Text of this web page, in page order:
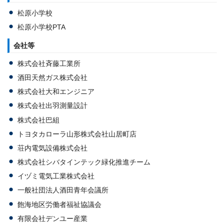
松原小学校
松原小学校PTA
会社等
株式会社斉藤工業所
酒田天然ガス株式会社
株式会社大和エンジニア
株式会社出羽測量設計
株式会社巴組
トヨタカローラ山形株式会社山居町店
荘内電気設備株式会社
株式会社シバタインテック緑化推進チーム
イヅミ電気工業株式会社
一般社団法人酒田青年会議所
飽海地区労働者福祉協議会
有限会社デンユー産業